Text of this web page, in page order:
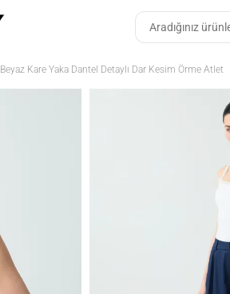
Beyaz Kare Yaka Dantel Detaylı Dar Kesim Örme Atlet